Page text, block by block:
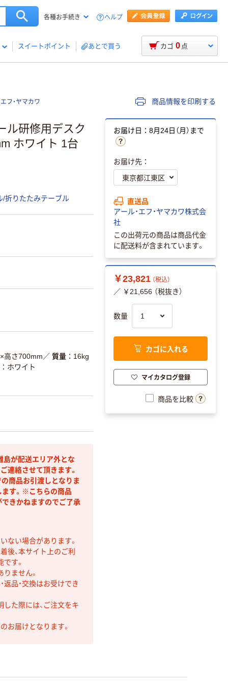
各種お手続き ヘルプ
スイートポイント あとで買う カゴ 0 点
フ・ヤマカワ 商品情報を印刷する
ル研修用デスク
ホワイト 1台
/折りたたみテーブル
高さ700mm ／ 質量
16kg
ホワイト
島が配送エリア外とな
連絡させて頂きます。
商品お引渡しとなりま
ます。※こちらの商品
できかねますのでご了承
ない場合があります。
後、本サイト上のご利
す。
ません。
返品・交換はお受けでき
た際には、ご注文をキ
お届けとなります。
お届け日：8月24日（月）まで
お届け先：
直送品
アール・エフ・ヤマカワ株式会
社
この出荷元の商品は商品代金
に配送料が含まれています。
￥23,821 （税込）
／ ￥21,656 （税抜き）
数量
カゴに入れる
マイカタログ登録
商品を比較